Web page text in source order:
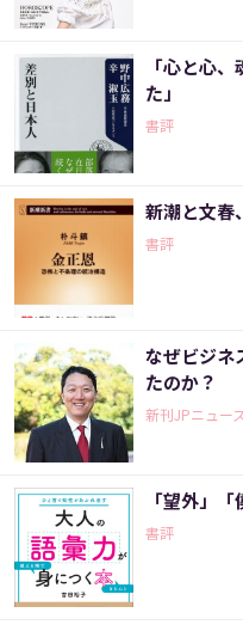
「心と心
た」
書評
新潮と文春
書評
なぜビジネ
たのか？
新刊JPニュー
「望外」
書評